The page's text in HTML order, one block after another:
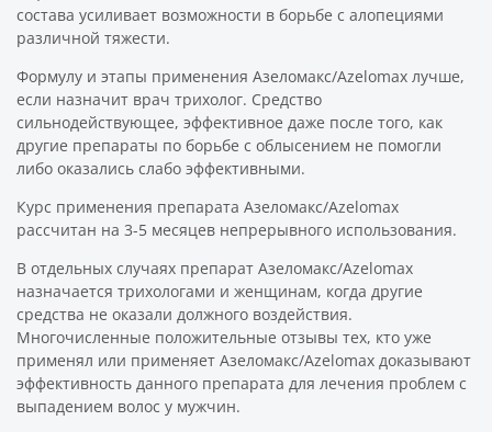
состава усиливает возможности в борьбе с алопециями
различной тяжести.
Формулу и этапы применения Азеломакс/Azelomax лучше,
если назначит врач трихолог. Средство
сильнодействующее, эффективное даже после того, как
другие препараты по борьбе с облысением не помогли
либо оказались слабо эффективными.
Курс применения препарата Азеломакс/Azelomax
рассчитан на 3-5 месяцев непрерывного использования.
В отдельных случаях препарат Азеломакс/Azelomax
назначается трихологами и женщинам, когда другие
средства не оказали должного воздействия.
Многочисленные положительные отзывы тех, кто уже
применял или применяет Азеломакс/Azelomax доказывают
эффективность данного препарата для лечения проблем с
выпадением волос у мужчин.